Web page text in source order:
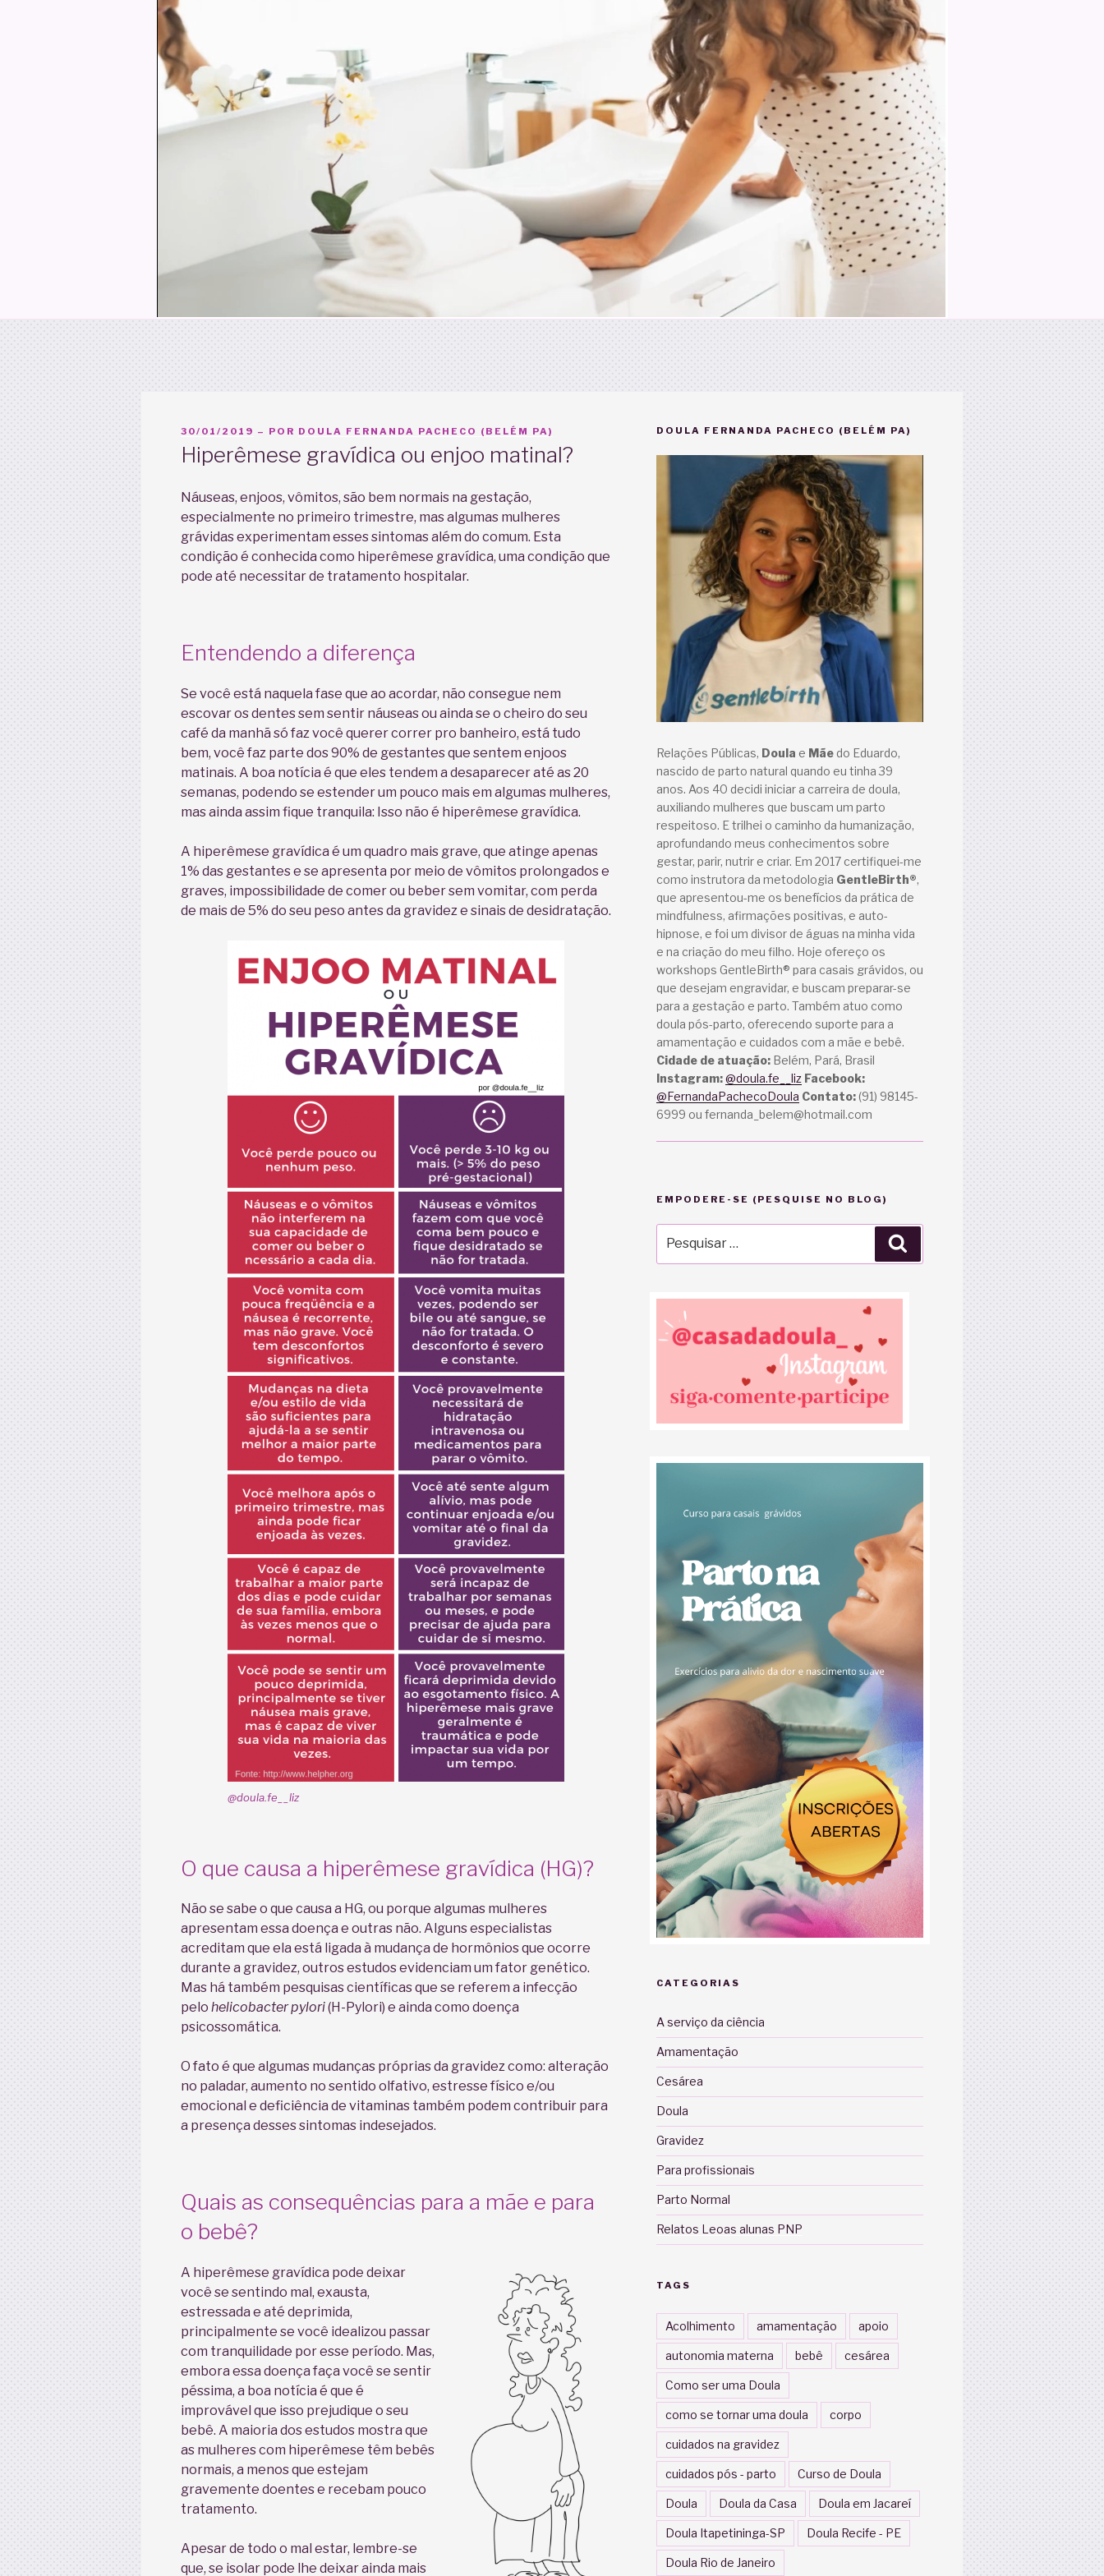
PUBLICADO
30/01/2019 – POR DOULA FERNANDA PACHECO (BELÉM PA)
Hiperêmese gravídica ou enjoo matinal?
Náuseas, enjoos, vômitos, são bem normais na gestação,
especialmente no primeiro trimestre, mas algumas mulheres
grávidas experimentam esses sintomas além do comum. Esta
condição é conhecida como hiperêmese gravídica, uma condição que
pode até necessitar de tratamento hospitalar.
Entendendo a diferença
Se você está naquela fase que ao acordar, não consegue nem
escovar os dentes sem sentir náuseas ou ainda se o cheiro do seu
café da manhã só faz você querer correr pro banheiro, está tudo
bem, você faz parte dos 90% de gestantes que sentem enjoos
matinais. A boa notícia é que eles tendem a desaparecer até as 20
semanas, podendo se estender um pouco mais em algumas mulheres,
mas ainda assim fique tranquila: Isso não é hiperêmese gravídica.
A hiperêmese gravídica é um quadro mais grave, que atinge apenas
1% das gestantes e se apresenta por meio de vômitos prolongados e
graves, impossibilidade de comer ou beber sem vomitar, com perda
de mais de 5% do seu peso antes da gravidez e sinais de desidratação.
@doula.fe__liz
O que causa a hiperêmese gravídica (HG)?
Não se sabe o que causa a HG, ou porque algumas mulheres
apresentam essa doença e outras não. Alguns especialistas
acreditam que ela está ligada à mudança de hormônios que ocorre
durante a gravidez, outros estudos evidenciam um fator genético.
Mas há também pesquisas científicas que se referem a infecção
pelo helicobacter pylori(H-Pylori) e ainda como doença
psicossomática.
O fato é que algumas mudanças próprias da gravidez como: alteração
no paladar, aumento no sentido olfativo, estresse físico e/ou
emocional e deficiência de vitaminas também podem contribuir para
a presença desses sintomas indesejados.
Quais as consequências para a mãe e para
o bebê?
A hiperêmese gravídica pode deixar
você se sentindo mal, exausta,
estressada e até deprimida,
principalmente se você idealizou passar
com tranquilidade por esse período. Mas,
embora essa doença faça você se sentir
péssima, a boa notícia é que é
improvável que isso prejudique o seu
bebê. A maioria dos estudos mostra que
as mulheres com hiperêmese têm bebês
normais, a menos que estejam
gravemente doentes e recebam pouco
tratamento.
Apesar de todo o mal estar, lembre-se
que, se isolar pode lhe deixar ainda mais
DOULA FERNANDA PACHECO (BELÉM PA)
Relações Públicas, Doula e Mãedo Eduardo,
nascido de parto natural quando eu tinha 39
anos. Aos 40 decidi iniciar a carreira de doula,
auxiliando mulheres que buscam um parto
respeitoso. E trilhei o caminho da humanização,
aprofundando meus conhecimentos sobre
gestar, parir, nutrir e criar. Em 2017 certifiquei-me
como instrutora da metodologia GentleBirth®,
que apresentou-me os benefícios da prática de
mindfulness, afirmações positivas, e auto-
hipnose, e foi um divisor de águas na minha vida
e na criação do meu filho. Hoje ofereço os
workshops GentleBirth® para casais grávidos, ou
que desejam engravidar, e buscam preparar-se
para a gestação e parto. Também atuo como
doula pós-parto, oferecendo suporte para a
amamentação e cuidados com a mãe e bebê.
Cidade de atuação:Belém, Pará, Brasil
Instagram: @doula.fe__liz Facebook:
@FernandaPachecoDoula Contato:(91) 98145-
6999 ou fernanda_belem@hotmail.com
EMPODERE-SE (PESQUISE NO BLOG)
por:
CATEGORIAS
A serviço da ciência
Amamentação
Cesárea
Doula
Gravidez
Para profissionais
Parto Normal
Relatos Leoas alunas PNP
TAGS
Acolhimento amamentação apoio
autonomia materna bebê cesárea
Como ser uma Doula
como se tornar uma doula corpo
cuidados na gravidez
cuidados pós - parto Curso de Doula
Doula Doula da Casa Doula em Jacareí
Doula Itapetininga-SP Doula Recife - PE
Doula Rio de Janeiro